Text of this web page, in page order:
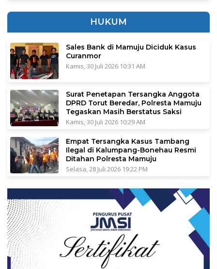
HUKUM
Sales Bank di Mamuju Diciduk Kasus
Curanmor
Kamis, 30 Juli 2026 10:31 AM
Surat Penetapan Tersangka Anggota
DPRD Torut Beredar, Polresta Mamuju
Tegaskan Masih Berstatus Saksi
Kamis, 30 Juli 2026 10:29 AM
Empat Tersangka Kasus Tambang
Ilegal di Kalumpang-Bonehau Resmi
Ditahan Polresta Mamuju
Selasa, 28 Juli 2026 19:22 PM